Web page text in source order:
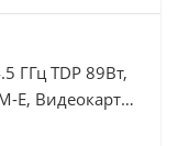
ГГц TDP 89Вт,
E, Видеокарта
SSD 500Гб